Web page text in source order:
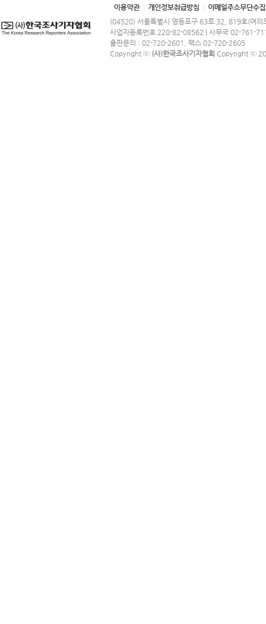
(04520) 서울특별시 영등포구 63로 32, 819호(여의
사업자등록번호 220-82-08562 | 사무국 02-761-
출판문의 : 02-720-2601, 팩스 02-720-2605
Copyright ⓒ (사)한국조사기자협회 Copyright ⓒ